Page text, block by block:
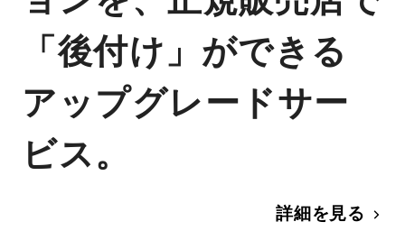
「後付け」ができる
アップグレードサー
ビス。
詳細を見る